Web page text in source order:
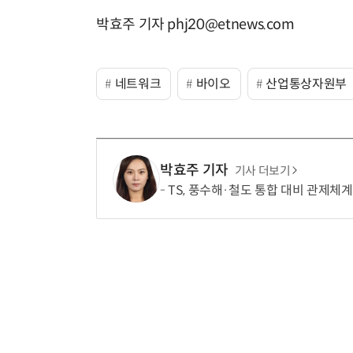
박효주 기자 phj20@etnews.com
네트워크 바이오 산업통상자원부
박효주 기자 기사 더보기
TS, 풍수해·철도 통합 대비 관제체